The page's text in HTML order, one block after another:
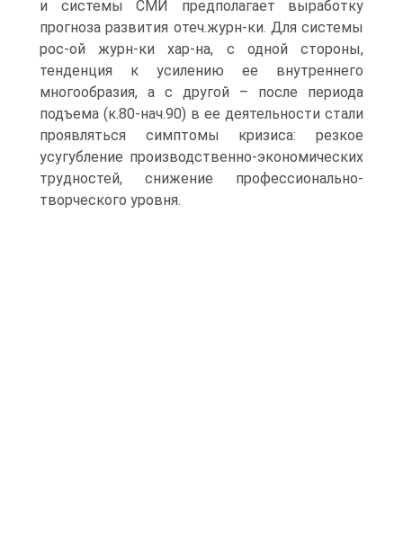
и системы СМИ предполагает выработку
прогноза развития отеч.журн-ки. Для системы
рос-ой журн-ки хар-на, с одной стороны,
тенденция к усилению ее внутреннего
многообразия, а с другой – после периода
подъема (к.80-нач.90) в ее деятельности стали
проявляться симптомы кризиса: резкое
усугубление производственно-экономических
трудностей, снижение профессионально-
творческого уровня.